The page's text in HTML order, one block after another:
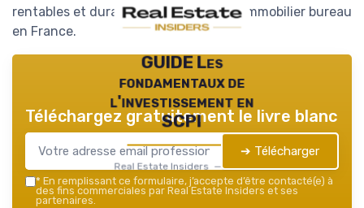
rentables et durables dans le secteur immobilier bureau
en France.
GUIDE Les
fondamentaux de
l'investissement en
SCPI
Real Estate Insiders — 2026
Téléchargez gratuitement le livre blanc
➔ Télécharger
* En remplissant ce formulaire, j’accepte d’être contacté(e) à
des fins commerciales par Real Estate Insiders et ses
partenaires.